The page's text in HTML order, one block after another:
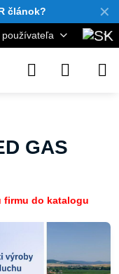
✕
článok?
používateľa
GAS
firmu do katalogu